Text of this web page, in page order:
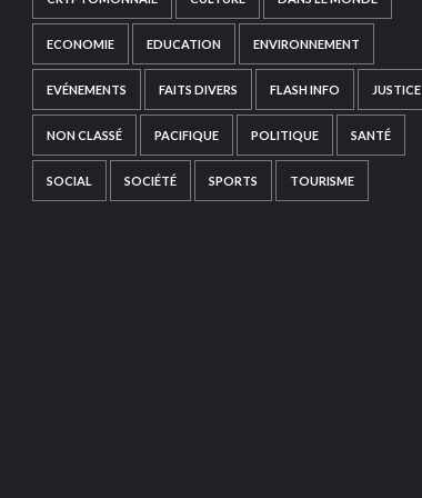
ECONOMIE EDUCATION ENVIRONNEMENT
EVÉNEMENTS FAITS DIVERS FLASH INFO JUSTICE
NON CLASSÉ PACIFIQUE POLITIQUE SANTÉ
SOCIAL SOCIÉTÉ SPORTS TOURISME